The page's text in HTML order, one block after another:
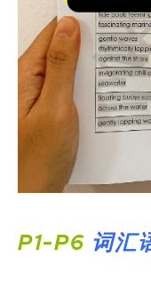
P1-P6 词汇